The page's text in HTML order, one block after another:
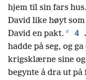
hjem til sin fars hus.
David like høyt
David en pakt. e 4
hadde på seg, og
krigsklærne sine
begynte å dra ut